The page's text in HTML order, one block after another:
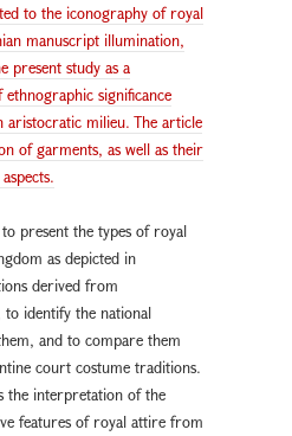
to the iconography of royal
manuscript illumination,
present study as a
significance
aristocratic milieu. The article
of garments, as well as their
present the types of royal
as depicted in
derived from
identify the national
and to compare them
court costume traditions.
the interpretation of the
features of royal attire from